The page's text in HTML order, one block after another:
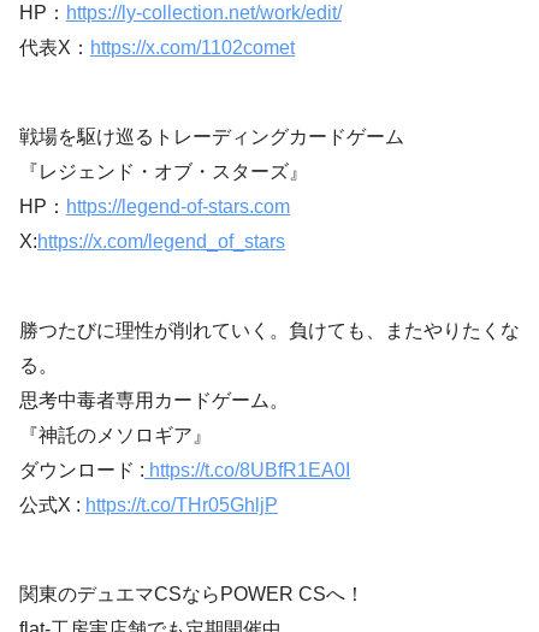
HP： https://ly-collection.net/work/edit/
代表X： https://x.com/1102comet
戦場を駆け巡るトレーディングカードゲーム
『レジェンド・オブ・スターズ』
HP： https://legend-of-stars.com
X:https://x.com/legend_of_stars
勝つたびに理性が削れていく。負けても、またやりたくな
る。
思考中毒者専用カードゲーム。
『神託のメソロギア』
ダウンロード : https://t.co/8UBfR1EA0I
公式X : https://t.co/THr05GhljP
関東のデュエマCSならPOWER CSへ！